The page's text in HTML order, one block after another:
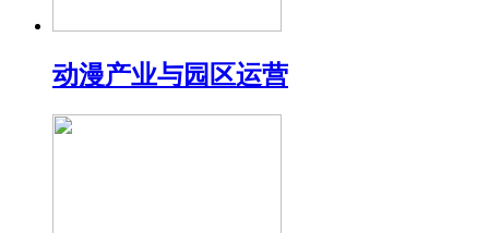
动漫产业与园区运营